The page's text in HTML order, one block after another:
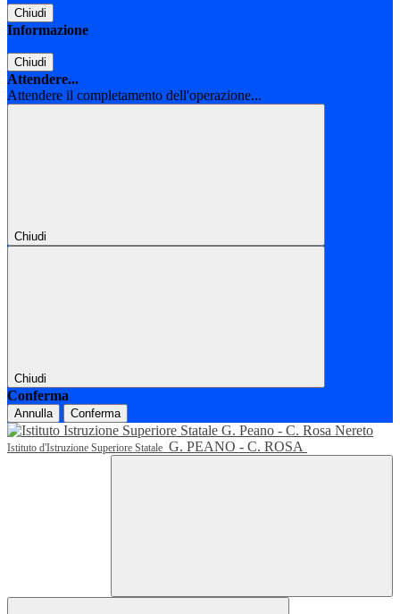
Chiudi
Informazione
Chiudi
Attendere...
Attendere il completamento dell'operazione...
Chiudi
Chiudi
Conferma
Annulla Conferma
Istituto d'Istruzione Superiore Statale G. PEANO - C. ROSA